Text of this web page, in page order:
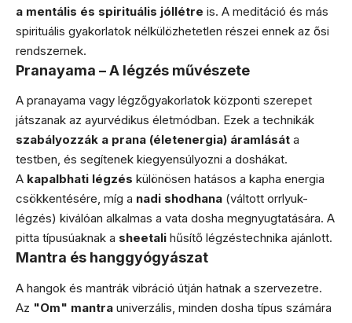
a mentális és spirituális jóllétre is. A meditáció és más
spirituális gyakorlatok nélkülözhetetlen részei ennek az ősi
rendszernek.
Pranayama – A légzés művészete
A pranayama vagy légzőgyakorlatok központi szerepet
játszanak az ayurvédikus életmódban. Ezek a technikák
szabályozzák a prana (életenergia) áramlását a
testben, és segítenek kiegyensúlyozni a doshákat.
A kapalbhati légzés különösen hatásos a kapha energia
csökkentésére, míg a nadi shodhana (váltott orrlyuk-
légzés) kiválóan alkalmas a vata dosha megnyugtatására. A
pitta típusúaknak a sheetali hűsítő légzéstechnika ajánlott.
Mantra és hanggyógyászat
A hangok és mantrák vibráció útján hatnak a szervezetre.
Az "Om" mantra univerzális, minden dosha típus számára